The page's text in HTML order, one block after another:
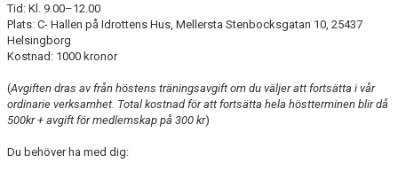
TRÄNARE
STYRELSEN
TÄVLING OCH LÄGER
Tid: Kl. 9.00–12.00
Plats: C- Hallen på Idrottens Hus, Mellersta Stenbocksgatan 10, 25437
Helsingborg
Kostnad: 1000 kronor
(Avgiften dras av från höstens träningsavgift om du väljer att fortsätta i vår
ordinarie verksamhet. Total kostnad för att fortsätta hela höstterminen blir då
500kr + avgift för medlemskap på 300 kr)
Du behöver ha med dig: